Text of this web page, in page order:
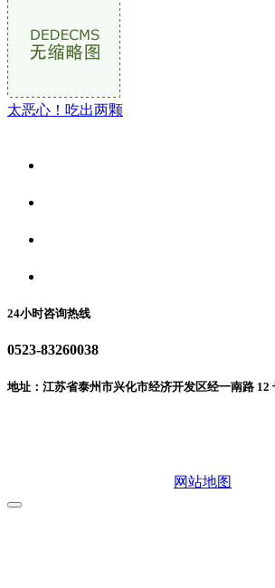
太恶心！吃出两颗
24小时咨询热线
0523-83260038
地址：江苏省泰州市兴化市经济开发区经一南路 12
网站地图